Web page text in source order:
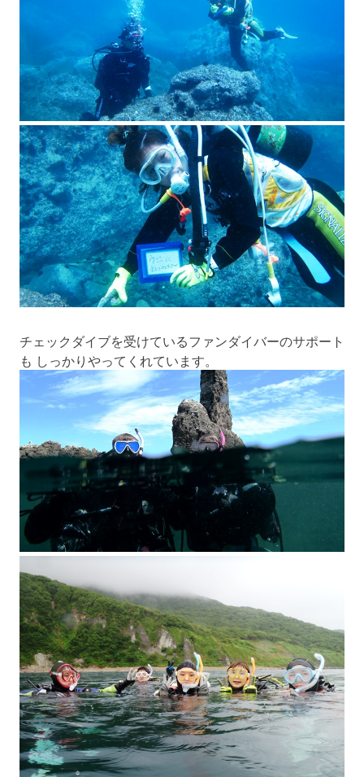
チェックダイブを受けているファンダイバーのサポート
も しっかりやってくれています。